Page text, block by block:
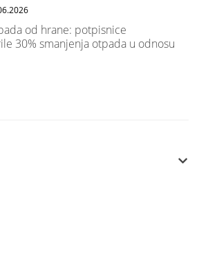
od hrane: potpisnice
30% smanjenja otpada u odnosu